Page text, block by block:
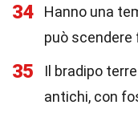
34
Hanno una
può scendere
35
Il bradipo
antichi, con